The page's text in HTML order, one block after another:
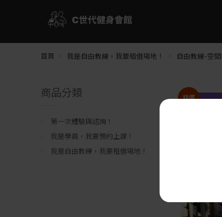
首頁 我是自由教練，我要租借場地！ 自由教練-空
特價
商品分類
第一次體驗與諮詢！
我是學員，我要預約上課！
我是自由教練，我要租借場地！